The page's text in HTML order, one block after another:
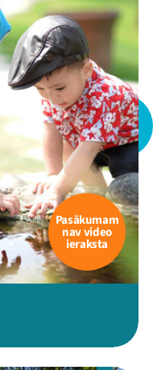
Pasākumam
nav video
ieraksta